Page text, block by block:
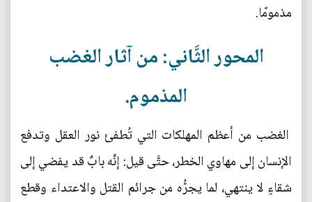
مذمومًا.
المحور الثَّاني: من آثار الغضب
المذموم.
الغضب من أعظم المهلكات التي تُطفئ نور العقل وتدفع
الإنسان إلى مهاوي الخطر، حتَّى قيل: إنَّه بابٌ قد يفضي إلى
شقاءٍ لا ينتهي، لما يجرُّه من جرائم القتل والاعتداء وقطع